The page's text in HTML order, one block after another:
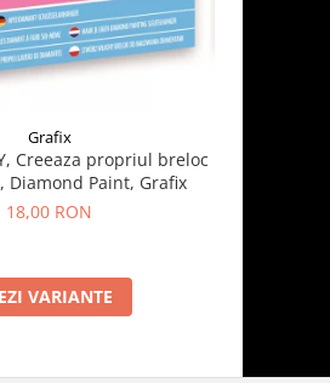
Grafix
Creeaza propriul breloc
Diamond Paint, Grafix
18,00 RON
VARIANTE